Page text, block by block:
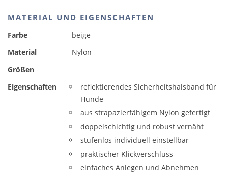
MATERIAL UND EIGENSCHAFTEN
Farbe
beige
Material
Nylon
Größen
Eigenschaften
reflektierendes Sicherheitshalsband für
Hunde
aus strapazierfähigem Nylon gefertigt
doppelschichtig und robust vernäht
stufenlos individuell einstellbar
praktischer Klickverschluss
einfaches Anlegen und Abnehmen